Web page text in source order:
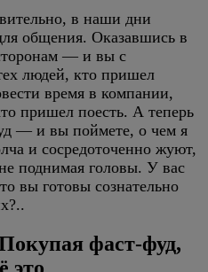
в наши дни
общения. Оказавшись в
— и вы с
людей, кто пришел
время в компании,
пришел поесть. А теперь
— и вы поймете, о чем я
и сосредоточенно жуют,
поднимая головы. У вас
вы готовы сознательно
фаст-фуд,